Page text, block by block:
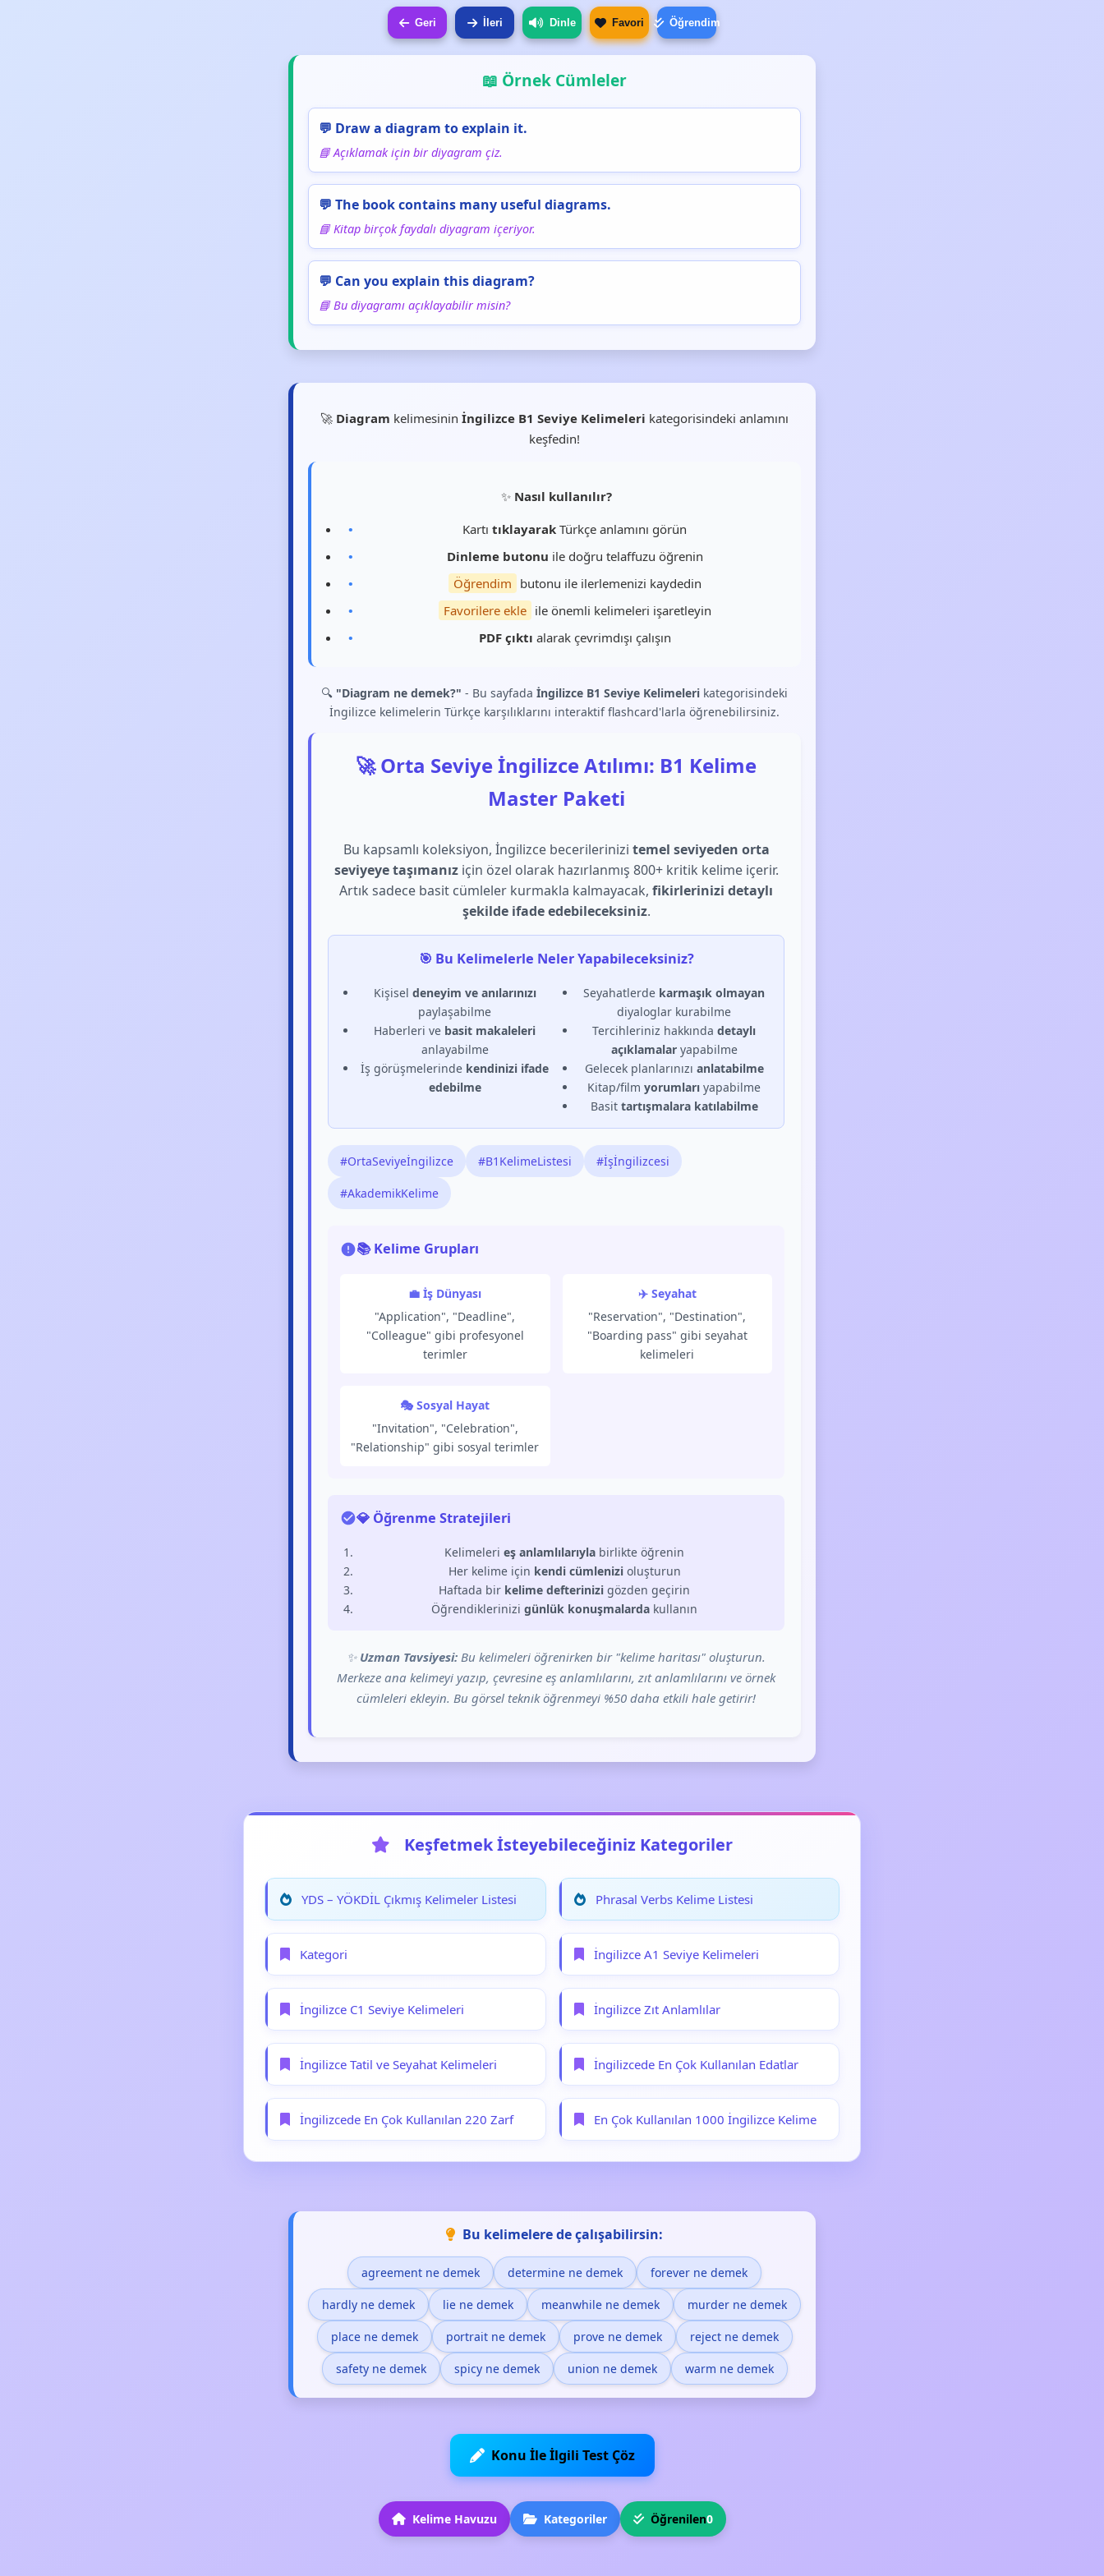
Geri İleri Dinle Favori Öğrendim
📖 Örnek Cümleler
💬 Draw a diagram to explain it.
📘 Açıklamak için bir diyagram çiz.
💬 The book contains many useful diagrams.
📘 Kitap birçok faydalı diyagram içeriyor.
💬 Can you explain this diagram?
📘 Bu diyagramı açıklayabilir misin?
🚀 Diagram kelimesinin İngilizce B1 Seviye Kelimeleri kategorisindeki anlamını
keşfedin!
✨ Nasıl kullanılır?
Kartı tıklayarak Türkçe anlamını görün
Dinleme butonu ile doğru telaffuzu öğrenin
Öğrendim butonu ile ilerlemenizi kaydedin
Favorilere ekle ile önemli kelimeleri işaretleyin
PDF çıktı alarak çevrimdışı çalışın
🔍 "Diagram ne demek?" - Bu sayfada İngilizce B1 Seviye Kelimeleri kategorisindeki
İngilizce kelimelerin Türkçe karşılıklarını interaktif flashcard'larla öğrenebilirsiniz.
🚀 Orta Seviye İngilizce Atılımı: B1 Kelime
Master Paketi
Bu kapsamlı koleksiyon, İngilizce becerilerinizi temel seviyeden orta
seviyeye taşımanıziçin özel olarak hazırlanmış 800+ kritik kelime içerir.
Artık sadece basit cümleler kurmakla kalmayacak, fikirlerinizi detaylı
şekilde ifade edebileceksiniz.
🎯 Bu Kelimelerle Neler Yapabileceksiniz?
Kişisel deneyim ve anılarınızı
paylaşabilme
Haberleri ve basit makaleleri
anlayabilme
İş görüşmelerinde kendinizi ifade
edebilme
Seyahatlerde karmaşık olmayan
diyaloglar kurabilme
Tercihleriniz hakkında detaylı
açıklamalaryapabilme
Gelecek planlarınızı anlatabilme
Kitap/film yorumları yapabilme
Basit tartışmalara katılabilme
#OrtaSeviyeİngilizce #B1KelimeListesi #İşİngilizcesi
#AkademikKelime
📚 Kelime Grupları
💼 İş Dünyası
"Application", "Deadline",
"Colleague" gibi profesyonel
terimler
✈️ Seyahat
"Reservation", "Destination",
"Boarding pass" gibi seyahat
kelimeleri
🎭 Sosyal Hayat
"Invitation", "Celebration",
"Relationship" gibi sosyal terimler
💎 Öğrenme Stratejileri
Kelimeleri eş anlamlılarıyla birlikte öğrenin
Her kelime için kendi cümlenizioluşturun
Haftada bir kelime defterinizi gözden geçirin
Öğrendiklerinizi günlük konuşmalarda kullanın
✨ Uzman Tavsiyesi: Bu kelimeleri öğrenirken bir "kelime haritası" oluşturun.
Merkeze ana kelimeyi yazıp, çevresine eş anlamlılarını, zıt anlamlılarını ve örnek
cümleleri ekleyin. Bu görsel teknik öğrenmeyi %50 daha etkili hale getirir!
Keşfetmek İsteyebileceğiniz Kategoriler
YDS – YÖKDİL Çıkmış Kelimeler Listesi Phrasal Verbs Kelime Listesi
Kategori İngilizce A1 Seviye Kelimeleri
İngilizce C1 Seviye Kelimeleri İngilizce Zıt Anlamlılar
İngilizce Tatil ve Seyahat Kelimeleri İngilizcede En Çok Kullanılan Edatlar
İngilizcede En Çok Kullanılan 220 Zarf En Çok Kullanılan 1000 İngilizce Kelime
Bu kelimelere de çalışabilirsin:
agreement ne demek determine ne demek forever ne demek
hardly ne demek lie ne demek meanwhile ne demek murder ne demek
place ne demek portrait ne demek prove ne demek reject ne demek
safety ne demek spicy ne demek union ne demek warm ne demek
Konu İle İlgili Test Çöz
Kelime Havuzu Kategoriler Öğrenilen0